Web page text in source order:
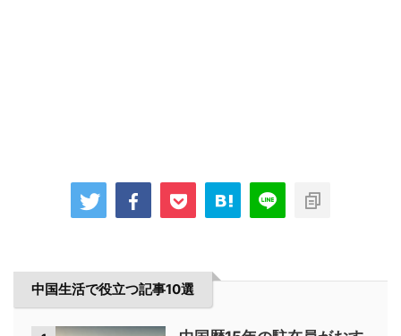
中国生活で役立つ記事10選